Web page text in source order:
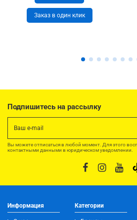
Заказ в один клик
Подпишитесь на рассылку
Вы можете отписаться в любой момент. Для этого
контактными данными в юридическом уведомлении.
Информация Категории